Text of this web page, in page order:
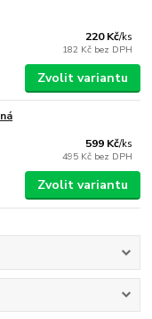
220 Kč/ks
182 Kč bez DPH
Zvolit variantu
599 Kč/ks
495 Kč bez DPH
Zvolit variantu